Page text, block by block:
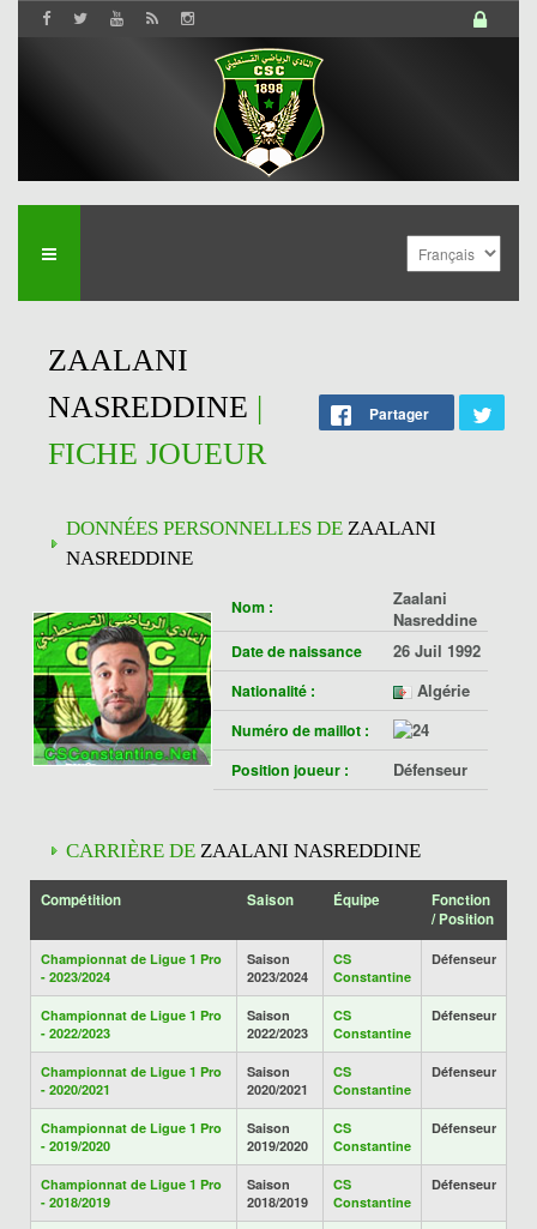
ZAALANI
NASREDDINE |
FICHE JOUEUR
Partager
DONNÉES PERSONNELLES DE ZAALANI
NASREDDINE
Nom :
Zaalani
Nasreddine
Date de naissance 26 Juil 1992
Nationalité : Algérie
Numéro de maillot :
Position joueur :
Défenseur
CARRIÈRE DE ZAALANI NASREDDINE
Compétition Saison Équipe
Fonction
/ Position
Championnat de Ligue 1 Pro
- 2023/2024
Saison
2023/2024
CS
Constantine
Défenseur
Championnat de Ligue 1 Pro
- 2022/2023
Saison
2022/2023
CS
Constantine
Défenseur
Championnat de Ligue 1 Pro
- 2020/2021
Saison
2020/2021
CS
Constantine
Défenseur
Championnat de Ligue 1 Pro
- 2019/2020
Saison
2019/2020
CS
Constantine
Défenseur
Championnat de Ligue 1 Pro
- 2018/2019
Saison
2018/2019
CS
Constantine
Défenseur